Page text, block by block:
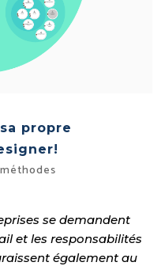
propre
se demandent
et les responsabilités
également au